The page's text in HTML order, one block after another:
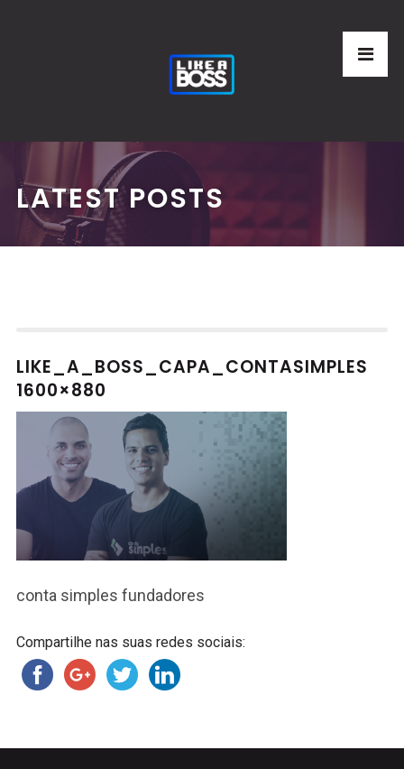
LATEST POSTS
LIKE_A_BOSS_CAPA_CONTASIMPLES
1600×880
conta simples fundadores
Compartilhe nas suas redes sociais: